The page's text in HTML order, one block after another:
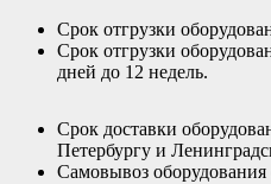
Срок отгрузки
Срок отгрузки
дней до 12 недель.
Срок доставки
Петербургу и
Самовывоз оборудования